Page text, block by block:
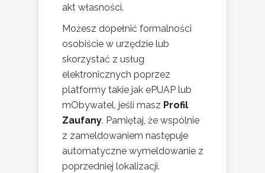
akt własności.
Możesz dopełnić formalności
osobiście w urzędzie lub
skorzystać z usług
elektronicznych poprzez
platformy takie jak ePUAP lub
mObywatel, jeśli masz Profil
Zaufany. Pamiętaj, że wspólnie
z zameldowaniem następuje
automatyczne wymeldowanie z
poprzedniej lokalizacji.